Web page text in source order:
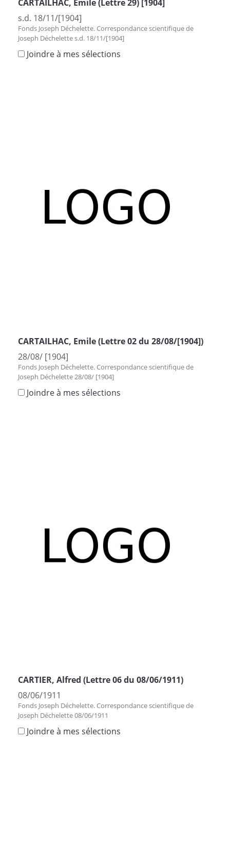
CARTAILHAC, Emile (Lettre 29) [1904]
s.d. 18/11/[1904]
Fonds Joseph Déchelette. Correspondance scientifique de
Joseph Déchelette s.d. 18/11/[1904]
Joindre à mes sélections
CARTAILHAC, Emile (Lettre 02 du 28/08/[1904])
28/08/ [1904]
Fonds Joseph Déchelette. Correspondance scientifique de
Joseph Déchelette 28/08/ [1904]
Joindre à mes sélections
CARTIER, Alfred (Lettre 06 du 08/06/1911)
08/06/1911
Fonds Joseph Déchelette. Correspondance scientifique de
Joseph Déchelette 08/06/1911
Joindre à mes sélections